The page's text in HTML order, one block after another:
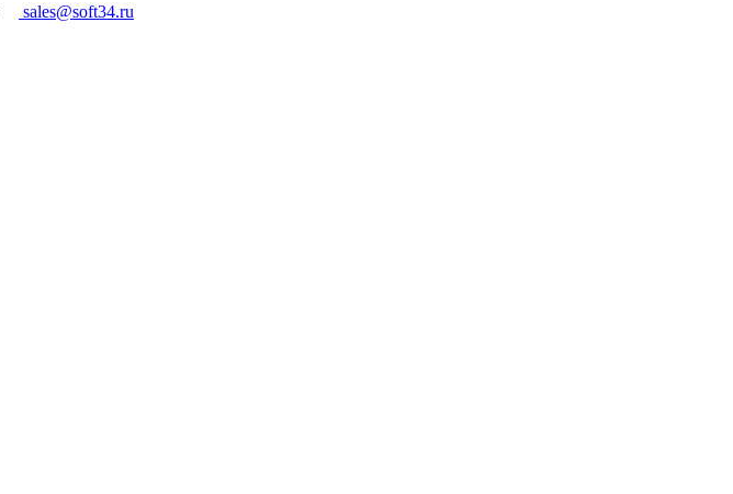
sales@soft34.ru